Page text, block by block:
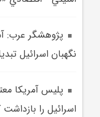
پژوهشگر عرب:
نگهبان اسرائيل
پليس آمريکا
اسرائيل را بازداشت